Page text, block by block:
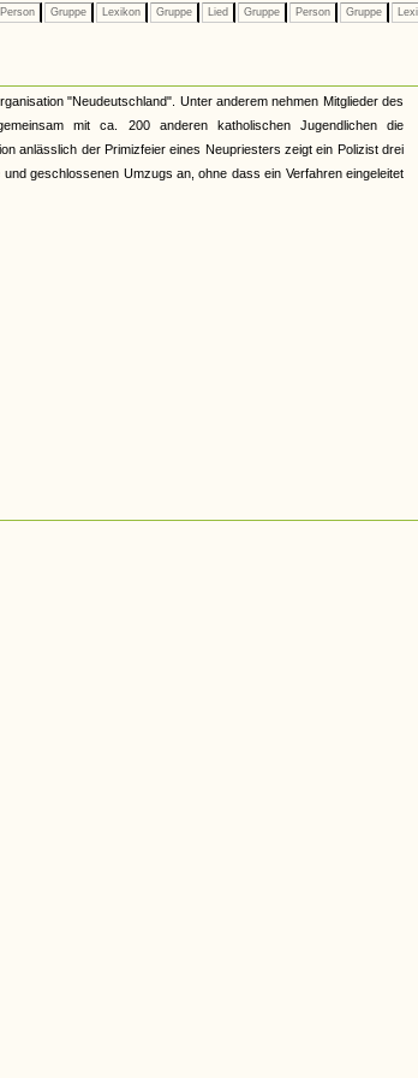
Person Gruppe Lexikon Gruppe Lied Gruppe Person Gruppe
"Neudeutschland". Unter anderem nehmen Mitglieder des
mit ca. 200 anderen katholischen Jugendlichen die
anlässlich der Primizfeier eines Neupriesters zeigt ein Polizist drei
geschlossenen Umzugs an, ohne dass ein Verfahren eingeleitet